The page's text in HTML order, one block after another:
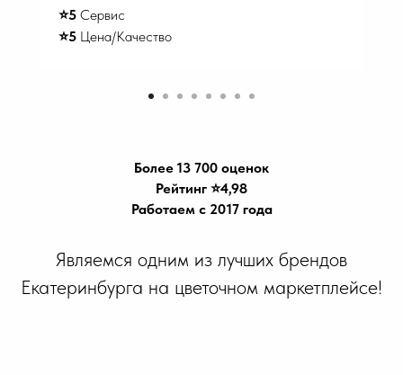
⭐️5 Сервис
⭐️5 Цена/Качество
Более 13 700 оценок
Рейтинг ⭐️4,98
Работаем с 2017 года
Являемся одним из лучших брендов
Екатеринбурга на цветочном маркетплейсе!